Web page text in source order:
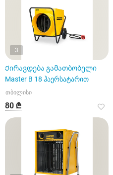
3
Ქირავდება გამათბობელი
Master B 18 ჰაერსატარით
თბილისი
80 ₾